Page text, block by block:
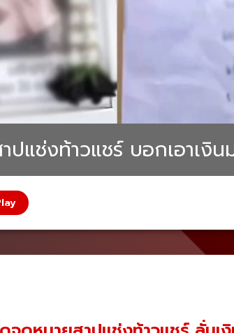
แช่งท้าวแชร์ บอกเอาเงิ